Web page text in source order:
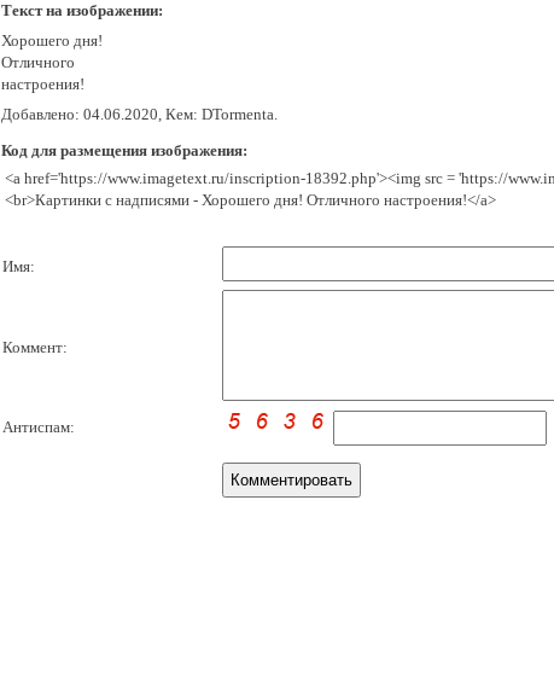
Текст на изображении:
Хорошего дня!
Отличного
настроения!
Добавлено: 04.06.2020, Кем: DTormenta.
Код для размещения изображения:
<a href='https://www.imagetext.ru/inscription-18392.php'><img src = 'https://
<br>Картинки с надписями - Хорошего дня! Отличного настроения!</a>
Имя:
Коммент:
Антиспам: